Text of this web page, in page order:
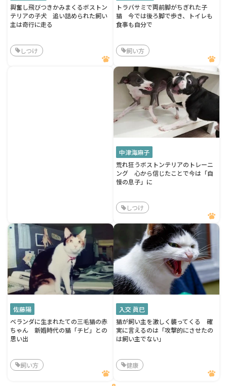
興奮し飛びつきかみまくるボストン
テリアの子犬 追い詰められた飼い
主は奇行に走る
しつけ
トラバサミで両前脚がちぎれた子
猫 今では後ろ脚で歩き、トイレも
食事も自分で
飼い方
中津海麻子
荒れ狂うボストンテリアのトレーニ
ング 心から信じたことで今は「自
慢の息子」に
しつけ
佐藤陽
ベランダに生まれたての三毛猫の赤
ちゃん 新婚時代の猫「チビ」との
思い出
飼い方
入交 眞巳
猫が飼い主を激しく襲ってくる 確
実に言えるのは「攻撃的にさせたの
は飼い主でない」
健康